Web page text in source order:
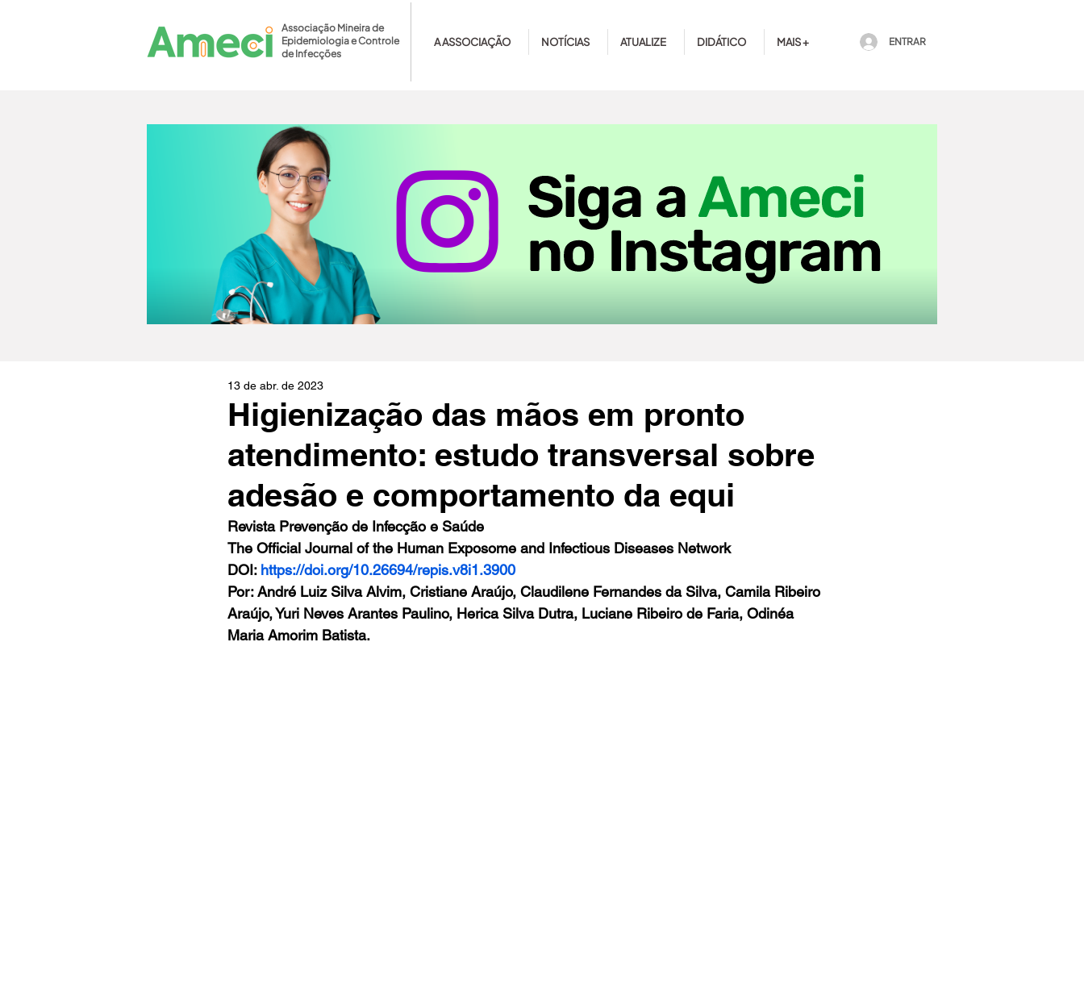
Associação Mineira de
Epidemiologia e Controle
de Infecções
A ASSOCIAÇÃO NOTÍCIAS ATUALIZE DIDÁTICO MAIS + ENTRAR
Higienização das mãos em pronto
atendimento: estudo transversal sobre
adesão e comportamento da equi
13 de abr. de 2023
Revista Prevenção de Infecção e Saúde
The Official Journal of the Human Exposome and Infectious Diseases Network
DOI: https://doi.org/10.26694/repis.v8i1.3900
Por: André Luiz Silva Alvim, Cristiane Araújo, Claudilene Fernandes da Silva, Camila Ribeiro
Araújo, Yuri Neves Arantes Paulino, Herica Silva Dutra, Luciane Ribeiro de Faria, Odinéa
Maria Amorim Batista.